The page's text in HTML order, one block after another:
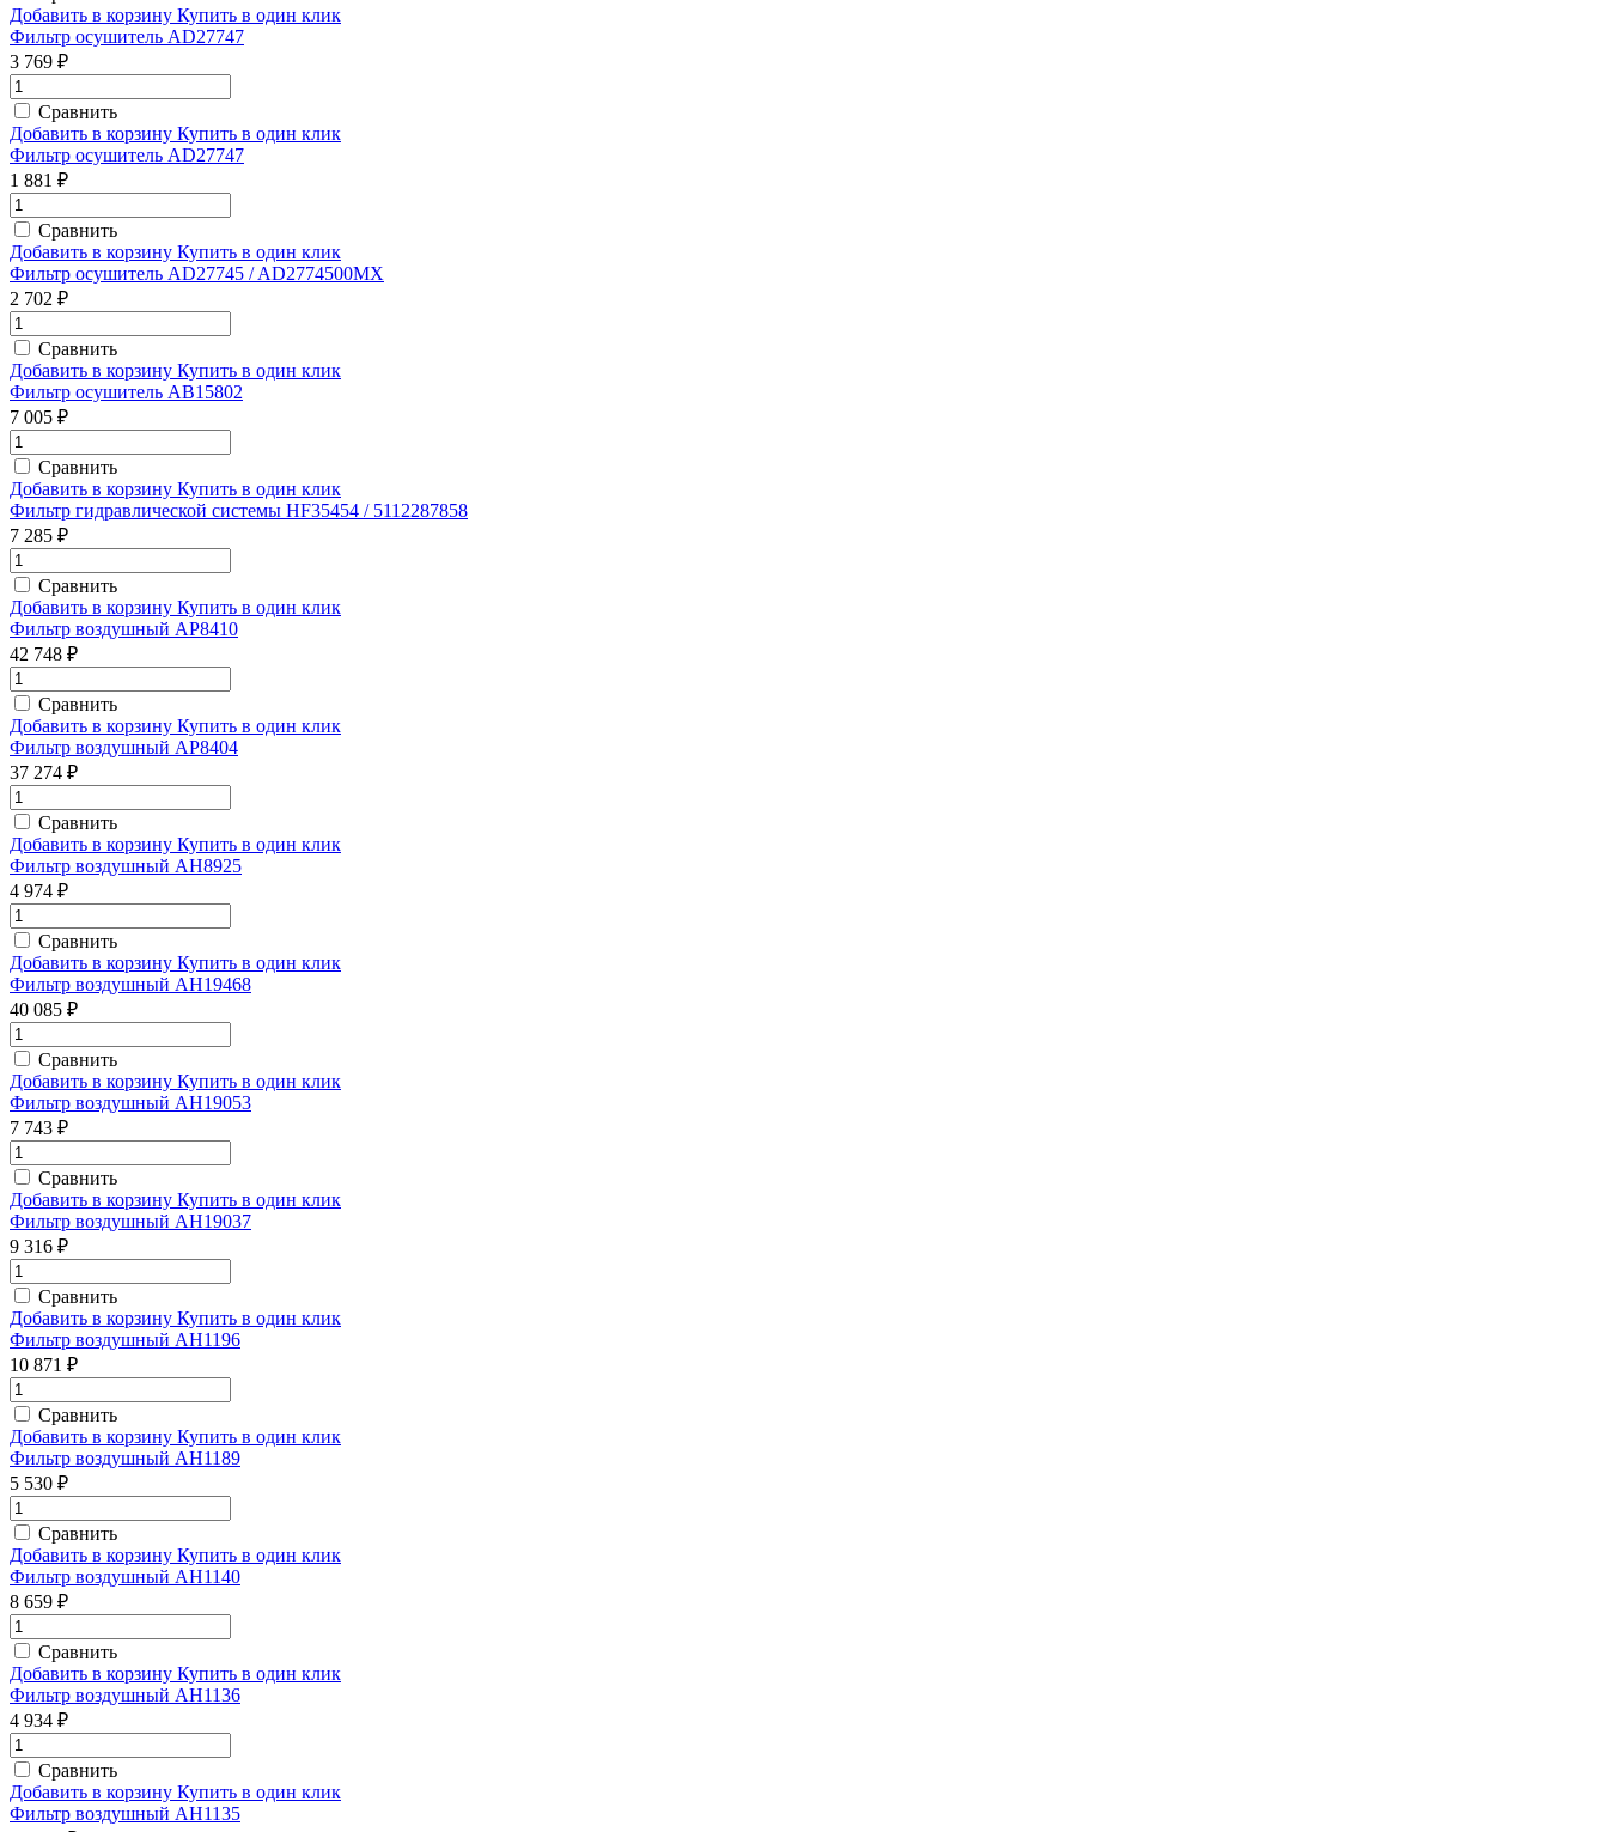
Добавить в корзину Купить в один клик
Фильтр осушитель AD27747
3 769 ₽
Сравнить
Добавить в корзину Купить в один клик
Фильтр осушитель AD27747
1 881 ₽
Сравнить
Добавить в корзину Купить в один клик
Фильтр осушитель AD27745 / AD2774500MX
2 702 ₽
Сравнить
Добавить в корзину Купить в один клик
Фильтр осушитель AB15802
7 005 ₽
Сравнить
Добавить в корзину Купить в один клик
Фильтр гидравлической системы HF35454 / 5112287858
7 285 ₽
Сравнить
Добавить в корзину Купить в один клик
Фильтр воздушный AP8410
42 748 ₽
Сравнить
Добавить в корзину Купить в один клик
Фильтр воздушный AP8404
37 274 ₽
Сравнить
Добавить в корзину Купить в один клик
Фильтр воздушный AH8925
4 974 ₽
Сравнить
Добавить в корзину Купить в один клик
Фильтр воздушный AH19468
40 085 ₽
Сравнить
Добавить в корзину Купить в один клик
Фильтр воздушный AH19053
7 743 ₽
Сравнить
Добавить в корзину Купить в один клик
Фильтр воздушный AH19037
9 316 ₽
Сравнить
Добавить в корзину Купить в один клик
Фильтр воздушный AH1196
10 871 ₽
Сравнить
Добавить в корзину Купить в один клик
Фильтр воздушный AH1189
5 530 ₽
Сравнить
Добавить в корзину Купить в один клик
Фильтр воздушный AH1140
8 659 ₽
Сравнить
Добавить в корзину Купить в один клик
Фильтр воздушный AH1136
4 934 ₽
Сравнить
Добавить в корзину Купить в один клик
Фильтр воздушный AH1135